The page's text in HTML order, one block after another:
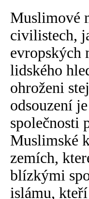
Muslimové
civilistech,
evropských
lidského
ohroženi
odsouzení
společnosti
Muslimské
zemích,
blízkými
islámu,